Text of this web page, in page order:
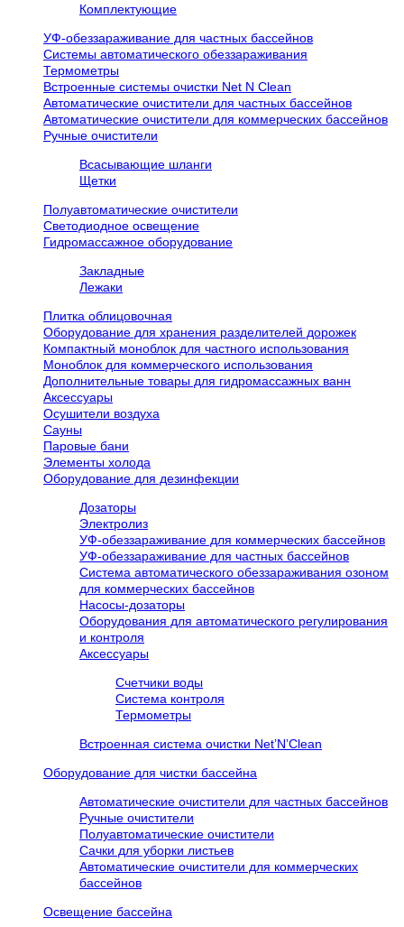
Комплектующие
УФ-обеззараживание для частных бассейнов
Системы автоматического обеззараживания
Термометры
Встроенные системы очистки Net N Clean
Автоматические очистители для частных бассейнов
Автоматические очистители для коммерческих бассейнов
Ручные очистители
Всасывающие шланги
Щетки
Полуавтоматические очистители
Светодиодное освещение
Гидромассажное оборудование
Закладные
Лежаки
Плитка облицовочная
Оборудование для хранения разделителей дорожек
Компактный моноблок для частного использования
Моноблок для коммерческого использования
Дополнительные товары для гидромассажных ванн
Аксессуары
Осушители воздуха
Сауны
Паровые бани
Элементы холода
Оборудование для дезинфекции
Дозаторы
Электролиз
УФ-обеззараживание для коммерческих бассейнов
УФ-обеззараживание для частных бассейнов
Система автоматического обеззараживания озоном
для коммерческих бассейнов
Насосы-дозаторы
Оборудования для автоматического регулирования
и контроля
Аксессуары
Счетчики воды
Система контроля
Термометры
Встроенная система очистки Net’N’Clean
Оборудование для чистки бассейна
Автоматические очистители для частных бассейнов
Ручные очистители
Полуавтоматические очистители
Сачки для уборки листьев
Автоматические очистители для коммерческих
бассейнов
Освещение бассейна